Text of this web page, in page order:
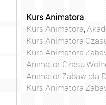
Kurs Animatora
Kurs Animatora,
Kurs Animatora
Kurs Animatora
Animator Czasu
Animator Zabaw dla
Kurs Animatora